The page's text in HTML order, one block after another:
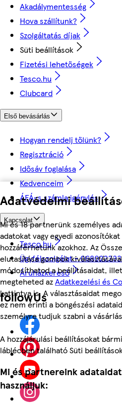
Adatvédelmi
Mi és 18 partnerünk személyes
adatokat vagy egyedi
hozzáférhetünk azokhoz. Az
elutasítása gombok
módosíthatod a beállításaidat,
megteheted azAdatkezelési és
kattintva is. A választásaidat
ez nem érinti a böngészési
személyre tudjuk szabni a
A hozzájárulási beállításokat
láblécben található Süti
Mi és partnereink
használjuk:
Akadálymentesség
Hova szállítunk?
Szolgáltatás díjak
Süti beállítások
Fizetési lehetőségek
Tesco.hu
Clubcard
Első bevásárlás
Hogyan rendelj tőlünk?
Regisztráció
Idősáv foglalása
Kedvenceim
ÁFÁ-s számla igénylés
Kapcsolat
Tesco.hu
Ügyfélszolgálat -
Áruházkereső
followUs